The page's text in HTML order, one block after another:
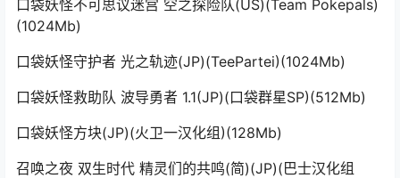
口袋妖怪不可思议迷宫 空之探险队(US)(Team Pokepals)
(1024Mb)
口袋妖怪守护者 光之轨迹(JP)(TeePartei)(1024Mb)
口袋妖怪救助队 波导勇者 1.1(JP)(口袋群星SP)(512Mb)
口袋妖怪方块(JP)(火卫一汉化组)(128Mb)
召唤之夜 双生时代 精灵们的共鸣(简)(JP)(巴士汉化组